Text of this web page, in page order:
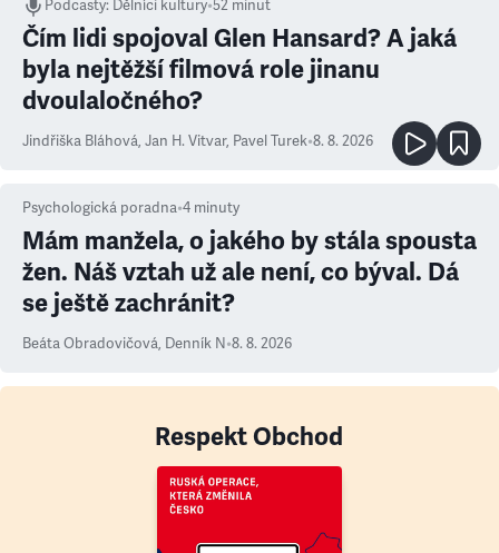
Podcasty: Dělníci kultury•52 minut
Čím lidi spojoval Glen Hansard? A jaká
byla nejtěžší filmová role jinanu
dvoulaločného?
Jindřiška Bláhová, Jan H. Vitvar, Pavel Turek•8. 8. 2026
Psychologická poradna•4 minuty
Mám manžela, o jakého by stála spousta
žen. Náš vztah už ale není, co býval. Dá
se ještě zachránit?
Beáta Obradovičová, Denník N•8. 8. 2026
Respekt Obchod